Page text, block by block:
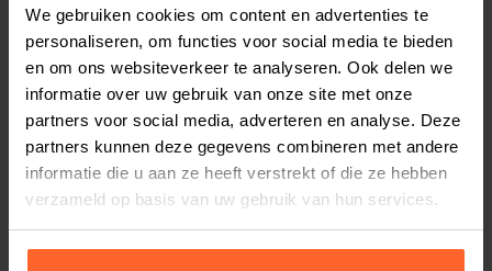
We gebruiken cookies om content en advertenties te
personaliseren, om functies voor social media te bieden
en om ons websiteverkeer te analyseren. Ook delen we
informatie over uw gebruik van onze site met onze
partners voor social media, adverteren en analyse. Deze
partners kunnen deze gegevens combineren met andere
informatie die u aan ze heeft verstrekt of die ze hebben
verzameld op basis van uw gebruik van hun services.
bovenkant, zodat u de brokjes gemakkelijk in een
kattenvoerbak kunt schenken.Voorzien van een
handvat, om de voerton gemakkelijk te kunnen
verplaatsen.
Leuk detail: voorzien van een leuke print.
Inhoud 10 liter, ongeveer 4 kg.
Productspecificaties
Stel uw bestelherinnering in:(2 weken)
Elke
2 weken
Elke
Elke
6 weken
Elke
8 weken
Elke
10 weken
Elke
12 weken